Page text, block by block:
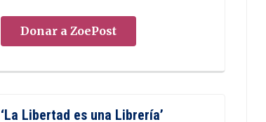
Donar a ZoePost
‘La Libertad es una Librería’